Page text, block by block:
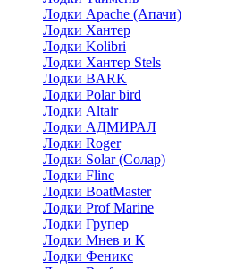
Лодки Apache (Апачи)
Лодки Хантер
Лодки Kolibri
Лодки Хантер Stels
Лодки BARK
Лодки Polar bird
Лодки Altair
Лодки АДМИРАЛ
Лодки Roger
Лодки Solar (Солар)
Лодки Flinc
Лодки BoatMaster
Лодки Prof Marine
Лодки Групер
Лодки Мнев и К
Лодки Феникс